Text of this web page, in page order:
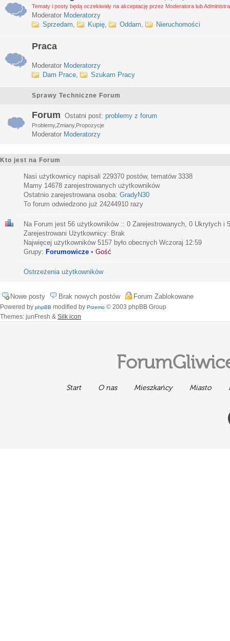
Tematy i posty będą oczekiwały na akceptację przez Moderatora lub
Moderator Moderatorzy
Sprzedam, Kupię, Oddam, Nieruchomości
Praca
Moderator Moderatorzy
Dam Prace, Szukam Pracy
Sprawy Techniczne Forum
Forum Ostatni post: problemy z forum
Problemy,Zmiany,Propozycje
Moderator Moderatorzy
Kto jest na Forum
Nasi użytkownicy napisali 229370 postów, tematów 3338
Mamy 14678 zarejestrowanych użytkowników
Ostatnio zarejestrowana osoba: GradyN30
To forum odwiedzono już 24244910 razy
Na Forum jest 56 użytkowników :: 0 Zarejestrowanych, 0 Ukrytych i
Zarejestrowani Użytkownicy: Brak
Najwięcej użytkowników 5157 było obecnych Wczoraj 12:59
Grupy: Forumowicze • Gość
Ostrzeżenia użytkowników
Nowe posty Brak nowych postów Forum Zablokowane
Powered by phpBB modified by Przemo © 2003 phpBB Group
Themes: junFresh & Silk icon
Start O nas Mieszkańcy Miasto